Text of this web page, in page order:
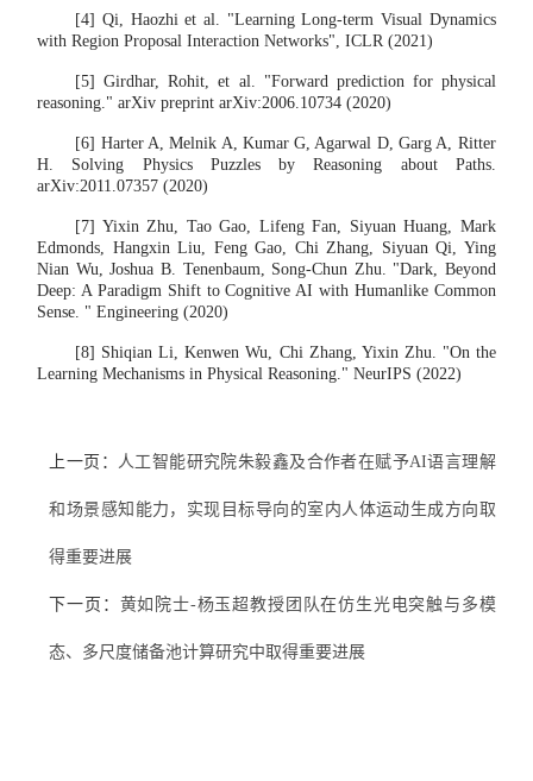
[4] Qi, Haozhi et al. "Learning Long-term Visual Dynamics
with Region Proposal Interaction Networks", ICLR (2021)
[5] Girdhar, Rohit, et al. "Forward prediction for physical
reasoning." arXiv preprint arXiv:2006.10734 (2020)
[6] Harter A, Melnik A, Kumar G, Agarwal D, Garg A, Ritter
H. Solving Physics Puzzles by Reasoning about Paths.
arXiv:2011.07357 (2020)
[7] Yixin Zhu, Tao Gao, Lifeng Fan, Siyuan Huang, Mark
Edmonds, Hangxin Liu, Feng Gao, Chi Zhang, Siyuan Qi, Ying
Nian Wu, Joshua B. Tenenbaum, Song-Chun Zhu. "Dark, Beyond
Deep: A Paradigm Shift to Cognitive AI with Humanlike Common
Sense. "Engineering(2020)
[8] Shiqian Li, Kenwen Wu, Chi Zhang, Yixin Zhu. "On the
Learning Mechanisms in Physical Reasoning."NeurIPS (2022)
上一页： 人工智能研究院朱毅鑫及合作者在赋予AI语言理解
和场景感知能力，实现目标导向的室内人体运动生成方向取
得重要进展
下一页： 黄如院士-杨玉超教授团队在仿生光电突触与多模
态、多尺度储备池计算研究中取得重要进展